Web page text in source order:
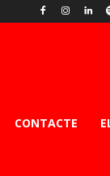
CONTACTE